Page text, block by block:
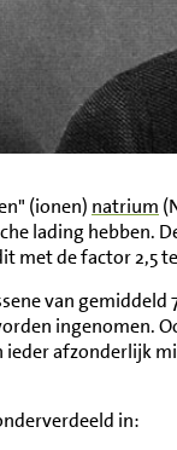
(ionen) natrium
lading hebben.
met de factor 2,5
van
ingenomen.
afzonderlijk
in: